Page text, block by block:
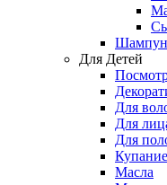
Для Детей
Для
Для
Для
Купание
Масла